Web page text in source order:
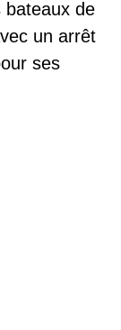
bateaux de
un arrêt
ses